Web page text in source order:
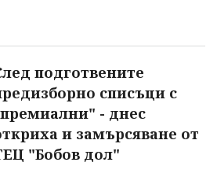
подготвените
списъци с
- днес
и замърсяване от
"Бобов дол"